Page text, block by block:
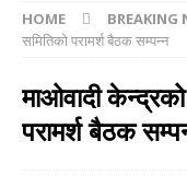
HOME BREAKING
समितिको परामर्श बैठक सम्पन्न
माओवादी
परामर्श बैठक